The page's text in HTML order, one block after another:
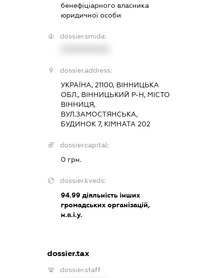
бенефіціарного власника
юридичної особи
dossier.smida:
dossier.address:
УКРАЇНА, 21100, ВІННИЦЬКА
ОБЛ., ВІННИЦЬКИЙ Р-Н, МІСТО
ВІННИЦЯ,
ВУЛ.ЗАМОСТЯНСЬКА,
БУДИНОК 7, КІМНАТА 202
dossier.capital:
0 грн.
dossier.kveds:
94.99 діяльність інших
громадських організацій,
н.в.і.у.
dossier.tax
dossier.staff